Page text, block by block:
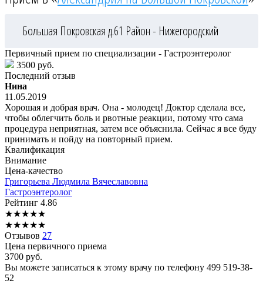
Большая Покровская д.61 Район - Нижегородский
Первичный прием по специализации - Гастроэнтеролог
3500 руб.
Последний отзыв
Нина
11.05.2019
Хорошая и добрая врач. Она - молодец! Доктор сделала все,
чтобы облегчить боль и рвотные реакции, потому что сама
процедура неприятная, затем все объяснила. Сейчас я все буду
принимать и пойду на повторный прием.
Квалификация
Внимание
Цена-качество
Григорьева Людмила Вячеславовна
Гастроэнтеролог
Рейтинг 4.86
★★★★★
★★★★★
Отзывов 27
Цена первичного приема
3700 руб.
Вы можете записаться к этому врачу по телефону 499 519-38-
52